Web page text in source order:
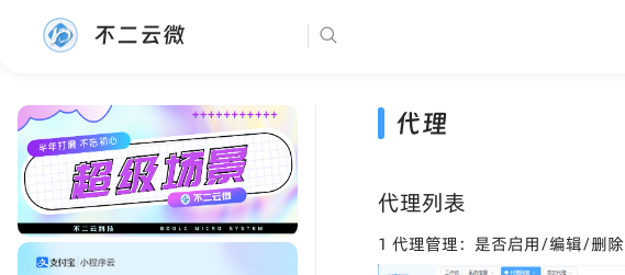
不二云微
代理
代理列表
1 代理管理：是否启用/编辑/删除